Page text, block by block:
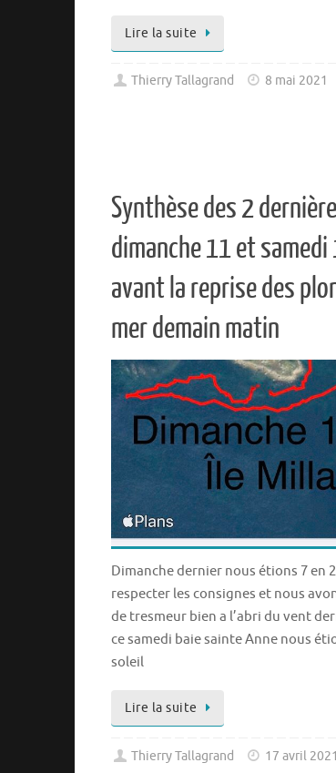
Lire la suite
Thierry Tallagrand 8 mai 2021
Synthèse des 2
dimanche 11 et
avant la reprise des
mer demain matin
Dimanche dernier nous étions 7 en
respecter les consignes et nous
de tresmeur bien a l’abri du vent
ce samedi baie sainte Anne nous
soleil
Lire la suite
Thierry Tallagrand 17 avril 2021